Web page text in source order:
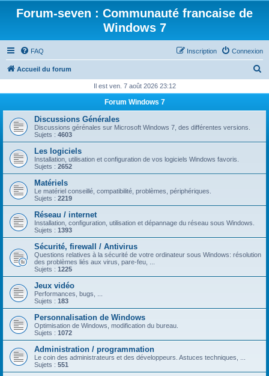
Forum-seven : Communauté francaise de
Windows 7
FAQ Connexion
Inscription
Accueil du forum
h
r
Il est ven. 7 août 2026 23:12
Forum Windows 7
Discussions Générales
Discussions gérénales sur Microsoft Windows 7, des différentes versions.
Sujets : 4603
Les logiciels
Installation, utilisation et configuration de vos logiciels Windows favoris.
Sujets : 2652
Matériels
Le matériel conseillé, compatibilité, problèmes, périphériques.
Sujets : 2219
Réseau / internet
Installation, configuration, utilisation et dépannage du réseau sous Windows.
Sujets : 1393
Sécurité, firewall / Antivirus
Questions relatives à la sécurité de votre ordinateur sous Windows: résolution
des problèmes liés aux virus, pare-feu, ...
Sujets : 1225
Jeux vidéo
Performances, bugs, ...
Sujets : 183
Personnalisation de Windows
Optimisation de Windows, modification du bureau.
Sujets : 1072
Administration / programmation
Le coin des administrateurs et des développeurs. Astuces techniques, ...
Sujets : 551